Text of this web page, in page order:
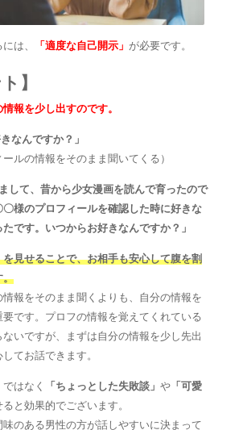
は、 「適度な自己開示」 が必要です。
】
報を少し出すのです。
なんですか？」
ールの情報をそのまま聞いてくる）
して、昔から少女漫画を読んで育ったので
様のプロフィールを確認した時に好きな
です。いつからお好きなんですか？」
見せることで、お相手も安心して腹を割
。
情報をそのまま聞くよりも、自分の情報を
です。プロフの情報を覚えてくれている
ないですが、まずは自分の情報を少し先出
てお話できます。
はなく 「ちょっとした失敗談」 や 「可愛
ると効果的でございます。
のある男性の方が話しやすいに決まって